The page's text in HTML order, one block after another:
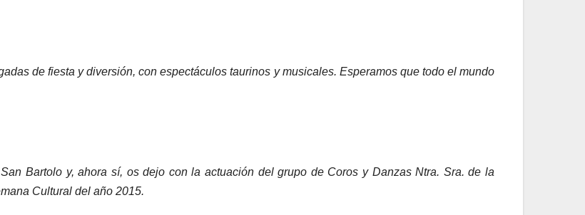
de fiesta y diversión, con espectáculos taurinos y musicales. Esperamos que todo el mundo
Bartolo y, ahora sí, os dejo con la actuación del grupo de Coros y Danzas Ntra. Sra. de la
Cultural del año 2015.